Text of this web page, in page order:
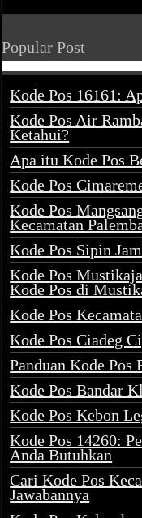
Popular Post
Kode Pos 16161:
Kode Pos Air
Ketahui?
Apa itu Kode Pos
Kode Pos
Kode Pos
Kecamatan
Kode Pos Sipin
Kode Pos
Kode Pos di
Kode Pos
Kode Pos Ciadeg
Panduan Kode
Kode Pos Bandar
Kode Pos Kebon
Kode Pos 14260:
Anda Butuhkan
Cari Kode Pos
Jawabannya